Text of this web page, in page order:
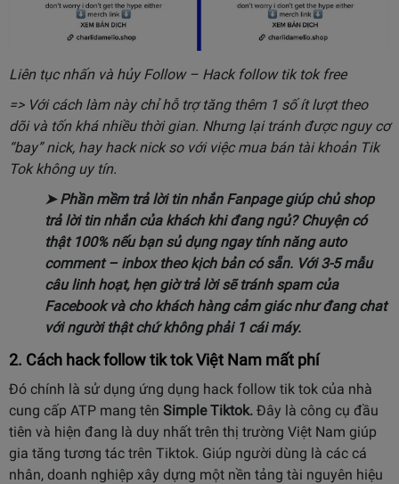
Liên tục nhấn và hủy Follow – Hack follow tik tok free
=> Với cách làm này chỉ hỗ trợ tăng thêm 1 số ít lượt theo
dõi và tốn khá nhiều thời gian. Nhưng lại tránh được nguy cơ
“bay” nick, hay hack nick so với việc mua bán tài khoản Tik
Tok không uy tín.
➤ Phần mềm trả lời tin nhắn Fanpagegiúp chủ shop
trả lời tin nhắn của khách khi đang ngủ? Chuyện có
thật 100% nếu bạn sủ dụng ngay tính năng auto
comment – inbox theo kịch bản có sẵn. Với 3-5 mẫu
câu linh hoạt, hẹn giờ trả lời sẽ tránh spam của
Facebook và cho khách hàng cảm giác như đang chat
với người thật chứ không phải 1 cái máy.
2. Cách hack follow tik tok Việt Nam mất phí
Đó chính là sử dụng ứng dụng hack follow tik tok của nhà
cung cấp ATP mang tên Simple Tiktok. Đây là công cụ đầu
tiên và hiện đang là duy nhất trên thị trường Việt Nam giúp
gia tăng tương tác trên Tiktok. Giúp người dùng là các cá
nhân, doanh nghiệp xây dựng một nền tảng tài nguyên hiệu